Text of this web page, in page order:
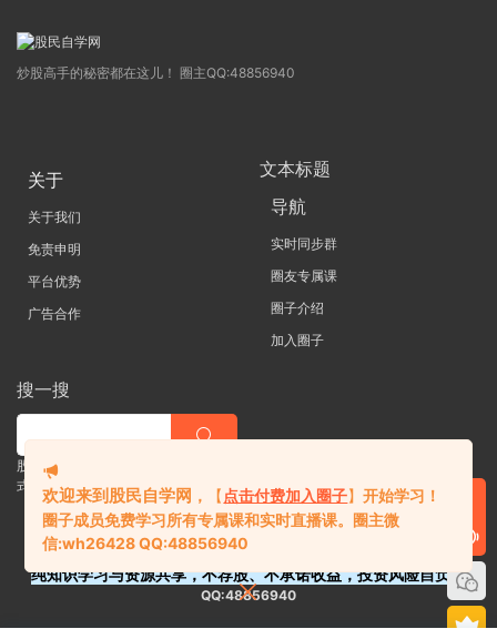
炒股高手的秘密都在这儿！ 圈主QQ:48856940
关于
关于我们
免责申明
平台优势
广告合作
文本标题
导航
实时同步群
圈友专属课
圈子介绍
加入圈子
搜一搜
股票 |直播| 外汇| 期货 |金融理财一站
式学习平台
纯知识学习与资源共享，不荐股、不承诺收益，投资风险自负。
QQ:48856940
欢迎来到股民自学网 ， 【 点击付费加入圈子】开始学习！
圈子成员免费学习所有专属课和实时直播课。 圈主微
信:wh26428 QQ:48856940